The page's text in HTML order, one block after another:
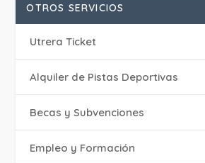
OTROS SERVICIOS
Utrera Ticket
Alquiler de Pistas Deportivas
Becas y Subvenciones
Empleo y Formación